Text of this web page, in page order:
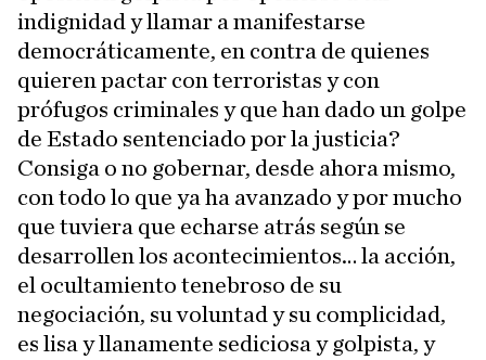
indignidad y llamar a manifestarse
democráticamente, en contra de quienes
quieren pactar con terroristas y con
prófugos criminales y que han dado un golpe
de Estado sentenciado por la justicia?
Consiga o no gobernar, desde ahora mismo,
con todo lo que ya ha avanzado y por mucho
que tuviera que echarse atrás según se
desarrollen los acontecimientos… la acción,
el ocultamiento tenebroso de su
negociación, su voluntad y su complicidad,
es lisa y llanamente sediciosa y golpista, y